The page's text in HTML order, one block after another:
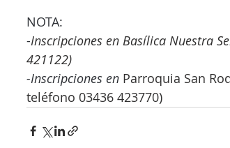
NOTA:
-Inscripciones en Basílica Nuestra
421122)
-Inscripciones en Parroquia San
teléfono 03436 423770)